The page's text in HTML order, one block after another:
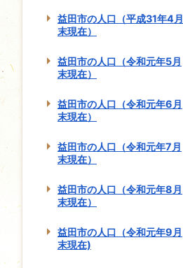
益田市の人口（平成31年4月
末現在）
益田市の人口（令和元年5月
末現在）
益田市の人口（令和元年6月
末現在）
益田市の人口（令和元年7月
末現在）
益田市の人口（令和元年8月
末現在）
益田市の人口（令和元年9月
末現在)